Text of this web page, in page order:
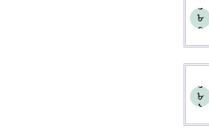
০
৮
০
০
৮
১